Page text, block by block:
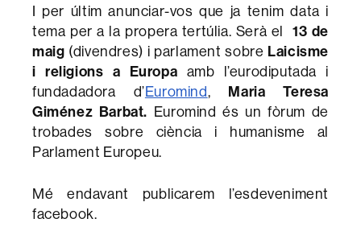
I per últim anunciar-vos que ja tenim data i
tema per a la propera tertúlia. Serà el13 de
maig (divendres) i parlament sobre Laicisme
i religions a Europa amb l’eurodiputada i
fundadadora d’Euromind, Maria Teresa
Giménez Barbat. Euromind és un fòrum de
trobades sobre ciència i humanisme al
Parlament Europeu.
Mé endavant publicarem l’esdeveniment
facebook.